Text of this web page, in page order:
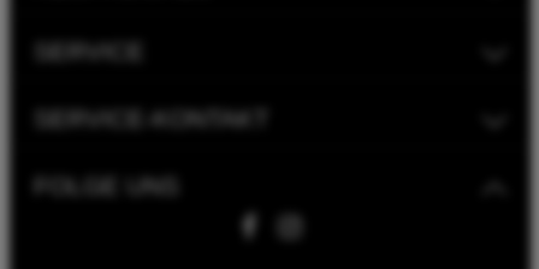
FOLGE UNS
SERVICE-KONTAKT
SERVICE